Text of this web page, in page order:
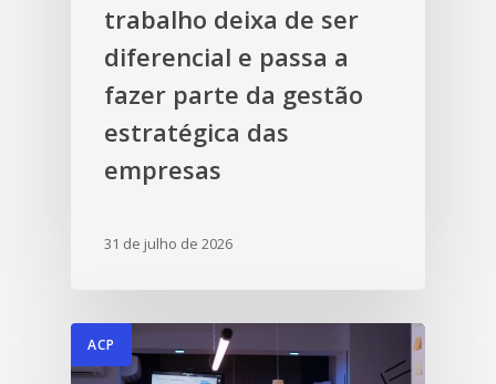
trabalho deixa de ser
diferencial e passa a
fazer parte da gestão
estratégica das
empresas
31 de julho de 2026
ACP